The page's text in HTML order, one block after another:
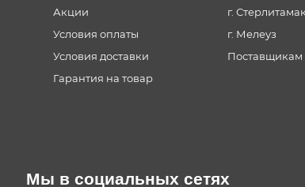
Акции
Условия оплаты
Условия доставки
Гарантия на товар
г.
г. Мелеуз
Поставщикам
Мы в социальных сетях